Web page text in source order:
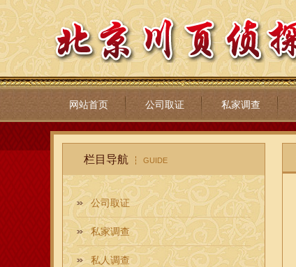
网站首页 公司取证 私家调查
栏目导航 GUIDE
公司取证
私家调查
私人调查